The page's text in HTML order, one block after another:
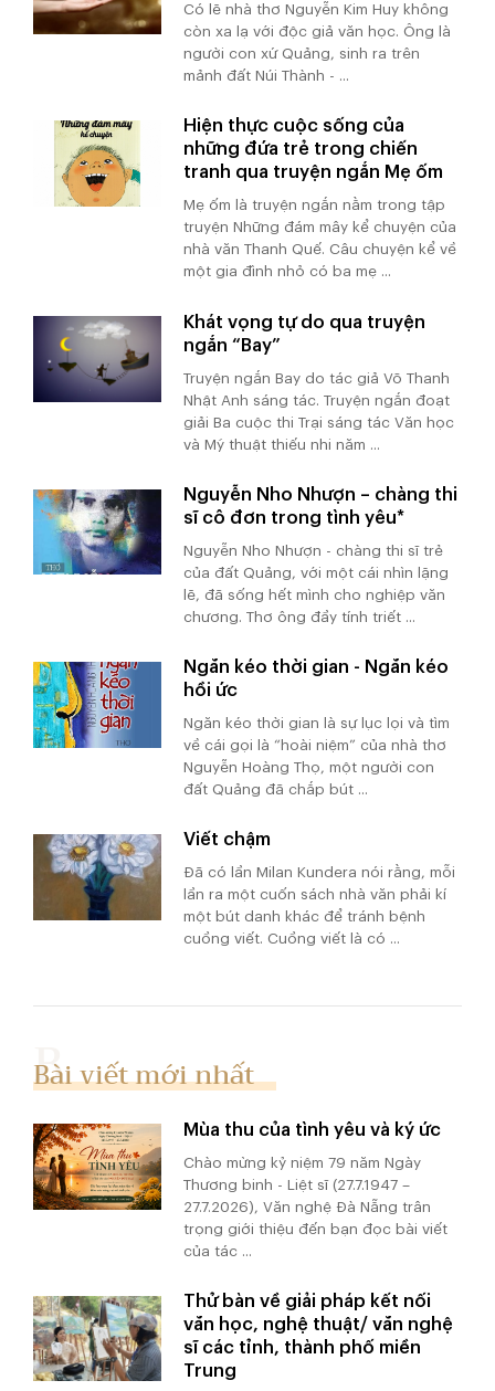
Có lẽ nhà thơ Nguyễn Kim Huy không
còn xa lạ với độc giả văn học. Ông là
người con xứ Quảng, sinh ra trên
mảnh đất Núi Thành - ...
Hiện thực cuộc sống của
những đứa trẻ trong chiến
tranh qua truyện ngắn Mẹ ốm
Mẹ ốm là truyện ngắn nằm trong tập
truyện Những đám mây kể chuyện của
nhà văn Thanh Quế. Câu chuyện kể về
một gia đình nhỏ có ba mẹ ...
Khát vọng tự do qua truyện
ngắn “Bay”
Truyện ngắn Bay do tác giả Võ Thanh
Nhật Anh sáng tác. Truyện ngắn đoạt
giải Ba cuộc thi Trại sáng tác Văn học
và Mỹ thuật thiếu nhi năm ...
Nguyễn Nho Nhượn – chàng thi
sĩ cô đơn trong tình yêu*
Nguyễn Nho Nhượn - chàng thi sĩ trẻ
của đất Quảng, với một cái nhìn lặng
lẽ, đã sống hết mình cho nghiệp văn
chương. Thơ ông đầy tính triết ...
Ngăn kéo thời gian - Ngăn kéo
hồi ức
Ngăn kéo thời gian là sự lục lọi và tìm
về cái gọi là “hoài niệm” của nhà thơ
Nguyễn Hoàng Thọ, một người con
đất Quảng đã chắp bút ...
Viết chậm
Đã có lần Milan Kundera nói rằng, mỗi
lần ra một cuốn sách nhà văn phải kí
một bút danh khác để tránh bệnh
cuồng viết. Cuồng viết là có ...
Bài viết mới nhất
Mùa thu của tình yêu và ký ức
Chào mừng kỷ niệm 79 năm Ngày
Thương binh - Liệt sĩ (27.7.1947 –
27.7.2026), Văn nghệ Đà Nẵng trân
trọng giới thiệu đến bạn đọc bài viết
của tác ...
Thử bàn về giải pháp kết nối
văn học, nghệ thuật/ văn nghệ
sĩ các tỉnh, thành phố miền
Trung